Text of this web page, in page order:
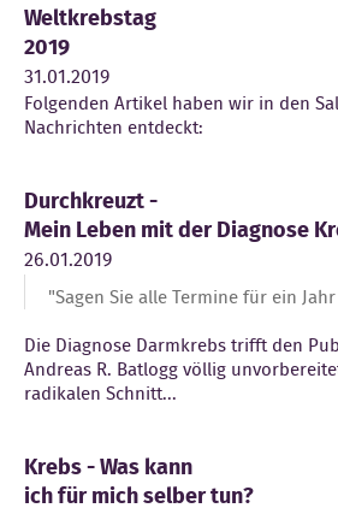
Weltkrebstag
2019
31.01.2019
Folgenden Artikel haben wir in den
Nachrichten entdeckt:
Durchkreuzt -
Mein Leben mit der Diagnose
26.01.2019
"Sagen Sie alle Termine für ein
Die Diagnose Darmkrebs trifft den
Andreas R. Batlogg völlig
radikalen Schnitt...
Krebs - Was kann
ich für mich selber tun?